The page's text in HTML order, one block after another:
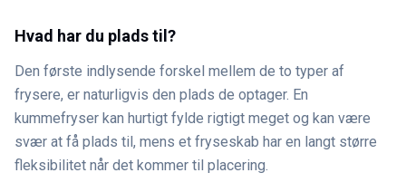
Hvad har du plads til?
Den første indlysende forskel mellem de to typer af
frysere, er naturligvis den plads de optager. En
kummefryser kan hurtigt fylde rigtigt meget og kan være
svær at få plads til, mens et fryseskab har en langt større
fleksibilitet når det kommer til placering.